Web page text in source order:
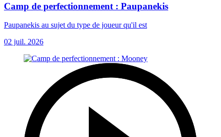
Camp de perfectionnement : Paupanekis
Paupanekis au sujet du type de joueur qu'il est
02 juil. 2026